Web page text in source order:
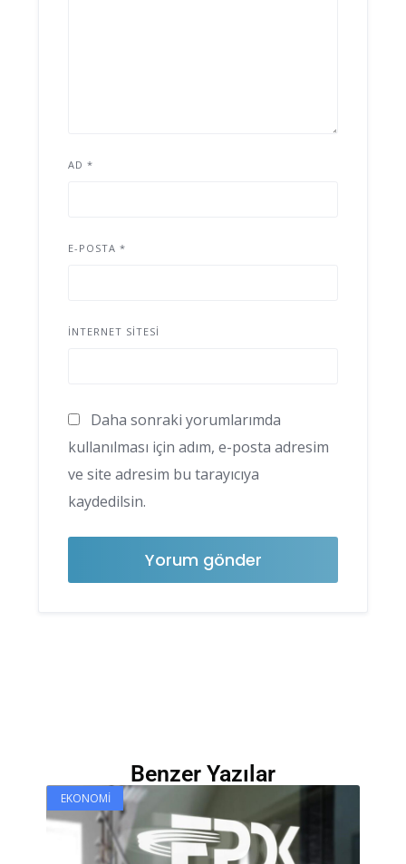
AD *
E-POSTA *
İNTERNET SITESI
Daha sonraki yorumlarımda
kullanılması için adım, e-posta adresim
ve site adresim bu tarayıcıya
kaydedilsin.
Benzer Yazılar
EKONOMI